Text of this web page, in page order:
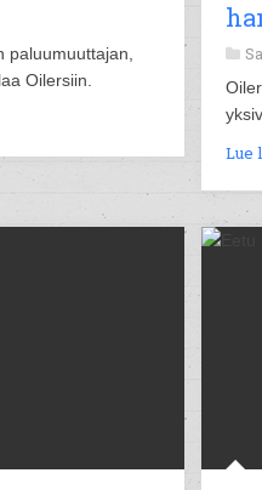
paluumuuttajan,
Oilersiin.
Lue